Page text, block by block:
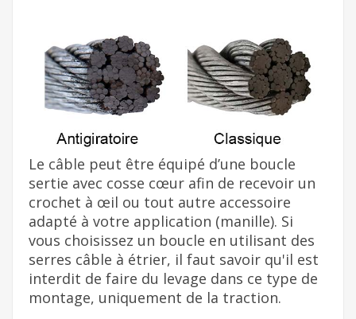
Le câble peut être équipé d’une boucle
sertie avec cosse cœur afin de recevoir un
crochet à œil ou tout autre accessoire
adapté à votre application (manille). Si
vous choisissez un boucle en utilisant des
serres câble à étrier, il faut savoir qu'il est
interdit de faire du levage dans ce type de
montage, uniquement de la traction.